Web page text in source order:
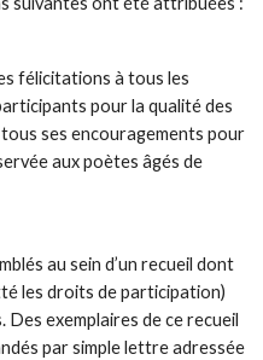
félicitations à tous les
pour la qualité des
ses encouragements pour
aux poètes âgés de
au sein d’un recueil dont
les droits de participation)
exemplaires de ce recueil
par simple lettre adressée